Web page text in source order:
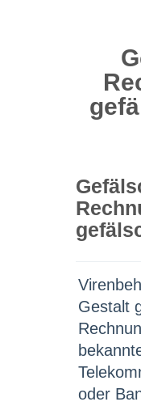
Gestalt
oder